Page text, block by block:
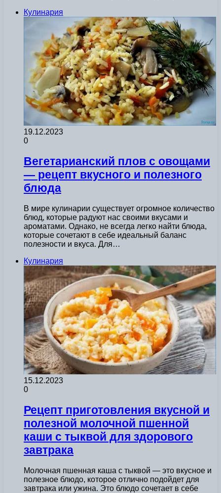
Кулинария
19.12.2023
0
Вегетарианский плов с овощами
— рецепт вкусного и полезного
блюда
В мире кулинарии существует огромное количество
блюд, которые радуют нас своими вкусами и
ароматами. Однако, не всегда легко найти блюда,
которые сочетают в себе идеальный баланс
полезности и вкуса. Для…
Кулинария
15.12.2023
0
Рецепт приготовления вкусной и
полезной молочной пшенной
каши с тыквой для здорового
завтрака
Молочная пшенная каша с тыквой — это вкусное и
полезное блюдо, которое отлично подойдет для
завтрака или ужина. Это блюдо сочетает в себе